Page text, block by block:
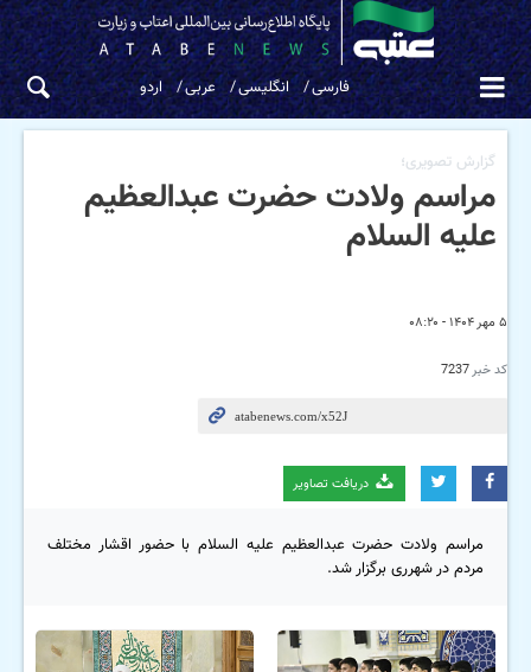
فارسی انگلیسی عربی اردو
۵ مهر ۱۴۰۴ - ۰۸:۲۰
کد خبر7237
دریافت تصاویر
گزارش تصویری؛
مراسم ولادت حضرت عبدالعظیم
علیه السلام
مراسم ولادت حضرت عبدالعظیم علیه السلام با حضور اقشار مختلف
مردم در شهرری برگزار شد.